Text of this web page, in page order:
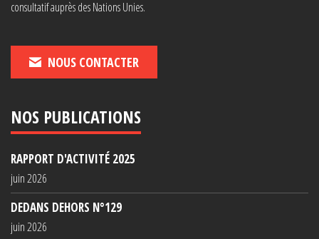
consultatif auprès des Nations Unies.
NOUS CONTACTER
NOS PUBLICATIONS
RAPPORT D'ACTIVITÉ 2025
juin 2026
DEDANS DEHORS N°129
juin 2026